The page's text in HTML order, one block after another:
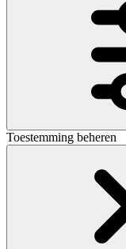
Toestemming beheren